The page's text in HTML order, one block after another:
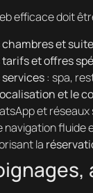
efficace doit
chambres et
tarifs et offres
services: spa,
et le
et réseaux
navigation fluide
la